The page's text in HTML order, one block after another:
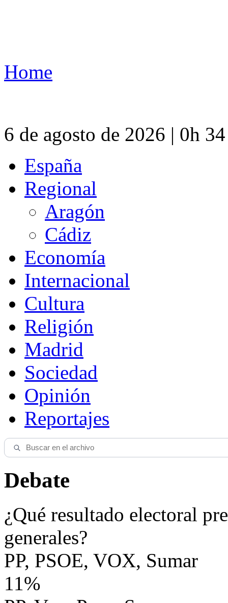
Home
6 de agosto de 2026 | 0h
España
Regional
Aragón
Cádiz
Economía
Internacional
Cultura
Religión
Madrid
Sociedad
Opinión
Reportajes
Debate
¿Qué resultado electoral
generales?
PP, PSOE, VOX, Sumar
11%